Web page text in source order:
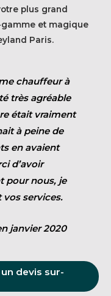
plus grand
et magique
Paris.
chauffeur à
très agréable
était vraiment
à peine de
en avaient
d’avoir
pour nous, je
services.
janvier 2020
devis sur-